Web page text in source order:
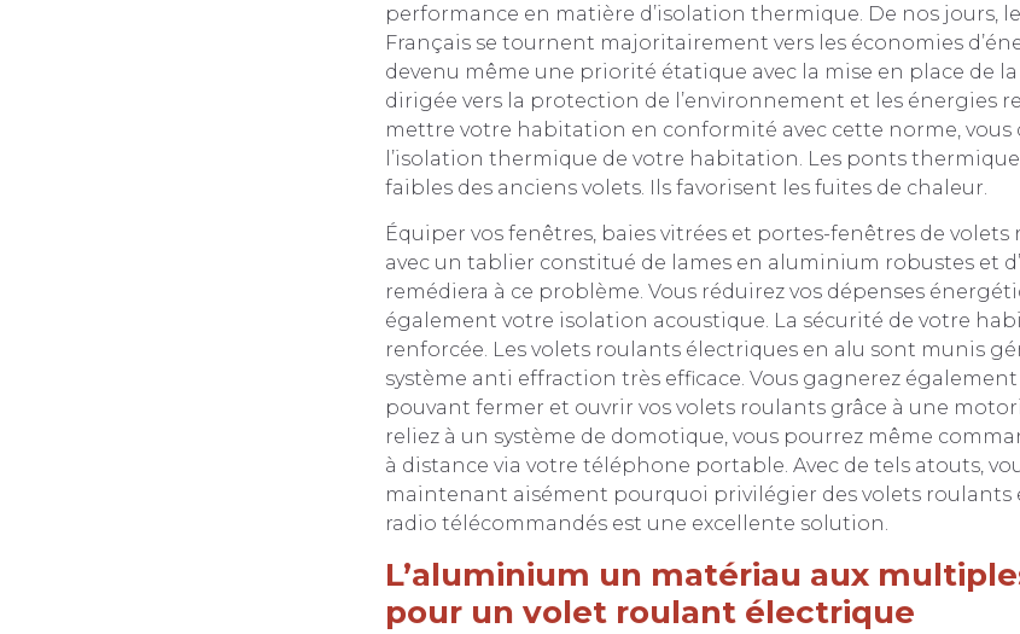
performance en matière d’isolation thermique. De nos jours,
Français se tournent majoritairement vers les économies
devenu même une priorité étatique avec la mise en place de la
dirigée vers la protection de l’environnement et les énergies
mettre votre habitation en conformité avec cette norme, vous
l’isolation thermique de votre habitation. Les ponts
faibles des anciens volets. Ils favorisent les fuites de chaleur.
Équiper vos fenêtres, baies vitrées et portes-fenêtres de
avec un tablier constitué de lames en aluminium robustes et
remédiera à ce problème. Vous réduirez vos dépenses
également votre isolation acoustique. La sécurité de votre
renforcée. Les volets roulants électriques en alu sont munis
système anti effraction très efficace. Vous gagnerez
pouvant fermer et ouvrir vos volets roulants grâce à une
reliez à un système de domotique, vous pourrez même
à distance via votre téléphone portable. Avec de tels atouts,
maintenant aisément pourquoi privilégier des volets roulants
radio télécommandés est une excellente solution.
L’aluminium un matériau aux
pour un volet roulant électrique